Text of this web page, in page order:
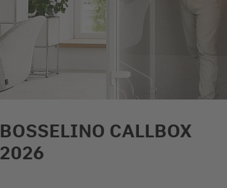
BOSSELINO CALLBOX
2026